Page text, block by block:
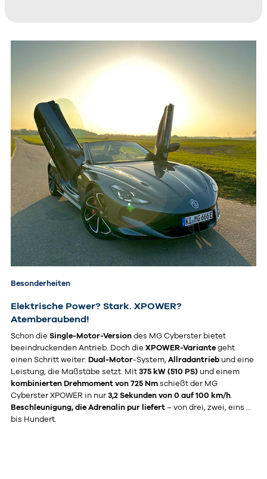
Besonderheiten
Elektrische Power? Stark. XPOWER?
Atemberaubend!
Schon die Single-Motor-Version des MG Cyberster bietet
beeindruckenden Antrieb. Doch die XPOWER-Variante geht
einen Schritt weiter: Dual-Motor-System, Allradantrieb und eine
Leistung, die Maßstäbe setzt. Mit 375 kW (510 PS) und einem
kombinierten Drehmoment von 725 Nm schießt der MG
Cyberster XPOWER in nur3,2 Sekunden von 0 auf 100 km/h.
Beschleunigung, die Adrenalin pur liefert – von drei, zwei, eins …
bis Hundert.